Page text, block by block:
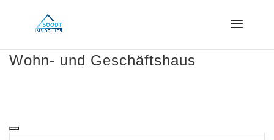
Wohn- und Geschäftshaus